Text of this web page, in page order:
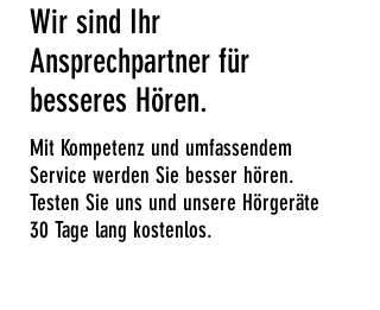
Wir sind Ihr
Ansprechpartner für
besseres Hören.
Mit Kompetenz und umfassendem
Service werden Sie besser hören.
Testen Sie uns und unsere Hörgeräte
30 Tage lang kostenlos.